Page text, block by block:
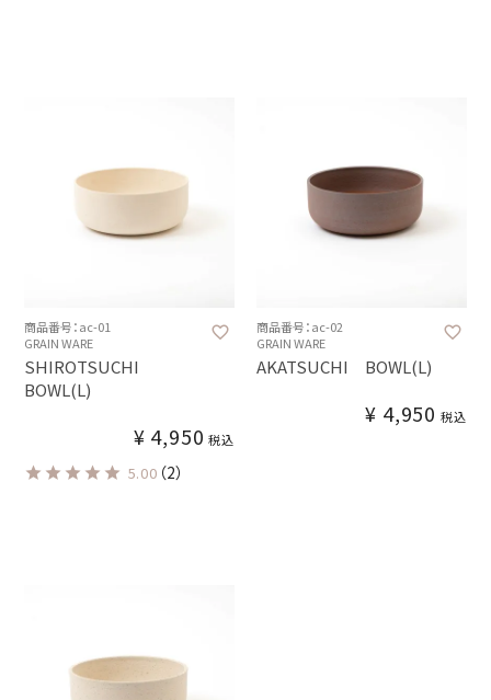
商品番号：ac-01
GRAIN WARE
SHIROTSUCHI
BOWL(L)
¥ 4,950 税込
5.00 （2）
商品番号：ac-02
GRAIN WARE
AKATSUCHI BOWL(L)
¥ 4,950 税込